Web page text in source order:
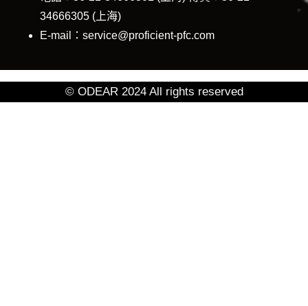
34666305 (上海)
E-mail：service@proficient-pfc.com
© ODEAR 2024 All rights reserved